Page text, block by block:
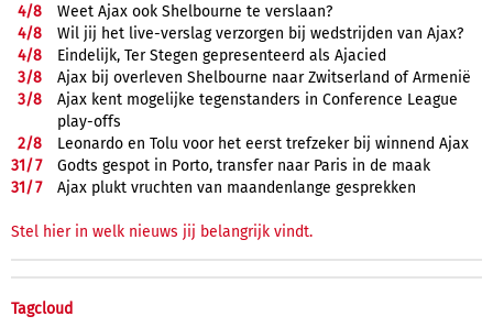
4/8
Weet Ajax ook Shelbourne te verslaan?
4/8
Wil jij het live-verslag verzorgen bij wedstrijden van Ajax?
4/8
Eindelijk, Ter Stegen gepresenteerd als Ajacied
3/8
Ajax bij overleven Shelbourne naar Zwitserland of Armenië
3/8
Ajax kent mogelijke tegenstanders in Conference League
play-offs
2/8
Leonardo en Tolu voor het eerst trefzeker bij winnend Ajax
31/7
Godts gespot in Porto, transfer naar Paris in de maak
31/7 Ajax plukt vruchten van maandenlange gesprekken
Stel hier in welk nieuws jij belangrijk vindt.
Tagcloud